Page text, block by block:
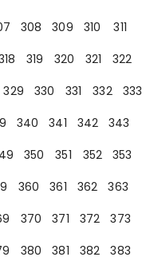
308 309 310
311
319 320 321
322
329 330 331 332
333
340 341 342
343
350 351 352
353
360 361 362
363
370 371 372
373
380 381 382
383